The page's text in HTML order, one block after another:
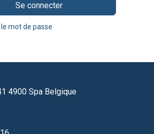
Se connecter
mot de passe
4900 Spa Belgique